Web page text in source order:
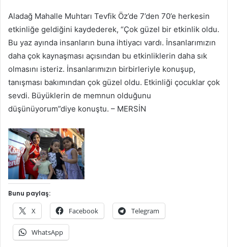
Aladağ Mahalle Muhtarı Tevfik Öz’de 7’den 70’e herkesin
etkinliğe geldiğini kaydederek, “Çok güzel bir etkinlik oldu.
Bu yaz ayında insanların buna ihtiyacı vardı. İnsanlarımızın
daha çok kaynaşması açısından bu etkinliklerin daha sık
olmasını isteriz. İnsanlarımızın birbirleriyle konuşup,
tanışması bakımından çok güzel oldu. Etkinliği çocuklar çok
sevdi. Büyüklerin de memnun olduğunu
düşünüyorum”diye konuştu. – MERSİN
Bunu paylaş:
X Facebook Telegram
WhatsApp